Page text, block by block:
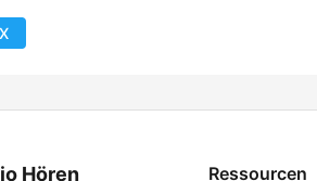
X
Hören Ressourcen